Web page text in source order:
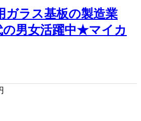
ガラス基板の製造業
の男女活躍中★マイカ